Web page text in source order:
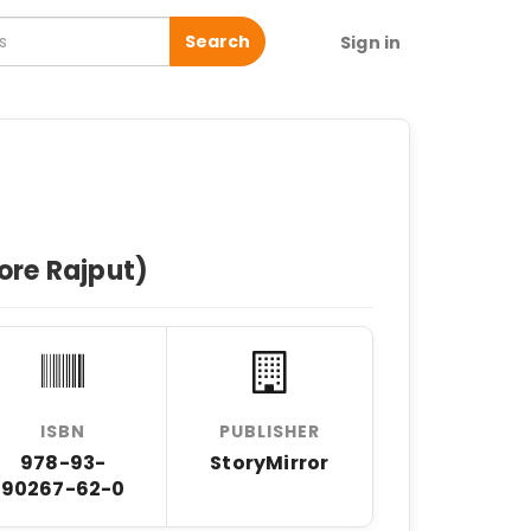
Search Sign in
Rajput)
ISBN
978-93-
90267-62-0
PUBLISHER
StoryMirror